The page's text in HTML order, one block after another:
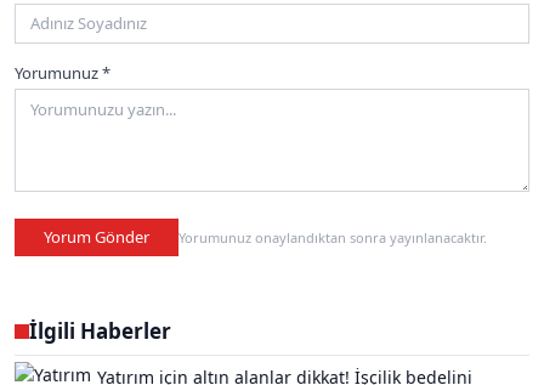
Yorumunuz *
Yorum Gönder Yorumunuz onaylandıktan sonra yayınlanacaktır.
İlgili Haberler
Yatırım için altın alanlar dikkat! İşçilik bedelini